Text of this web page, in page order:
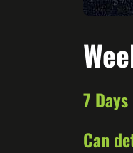
7
Can